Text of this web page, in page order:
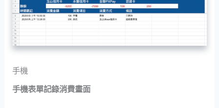
手機
手機表單記錄消費畫面